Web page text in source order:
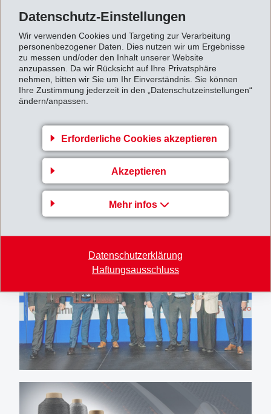
Datenschutz-Einstellungen
Wir verwenden Cookies und Targeting zur Verarbeitung
personenbezogener Daten. Dies nutzen wir um Ergebnisse
zu messen und/oder den Inhalt unserer Website
anzupassen. Da wir Rücksicht auf Ihre Privatsphäre
nehmen, bitten wir Sie um Ihr Einverständnis. Sie können
Ihre Zustimmung jederzeit in den „Datenschutzeinstellungen“
ändern/anpassen.
Erforderliche Cookies akzeptieren
Akzeptieren
Mehr infos
Datenschutzerklärung
Haftungsausschluss
Blick in die Zukunft
Mit diesem Erfolg bestätigt EMS-GRILTECH seine
führende Rolle in der Entwicklung innovativer
Materialien für die Automobilindustrie. «Dieser Preis ist
eine besondere Anerkennung für die Innovationskraft
und das Engagement unserer Teams. Gemeinsam mit
unseren Partnern haben wir gezeigt, dass
Nachhaltigkeit und Design keine Gegensätze sind,
sondern neue Möglichkeiten eröffnen», so die
Verantwortlichen bei EMS-GRILTECH.